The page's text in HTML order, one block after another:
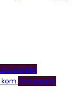
Brzi pogled
Brzi pogled